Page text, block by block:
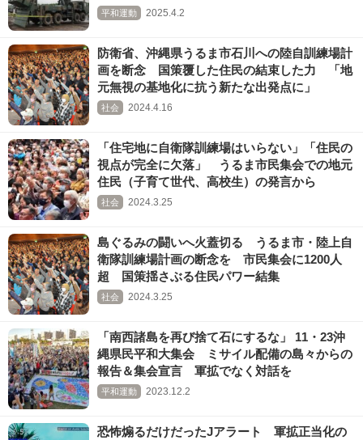
平和運動 2025.4.2
防衛省、沖縄県うるま市石川への陸自訓練場計
画を断念 国策覆した住民の結束した力 「地
元無視の基地化に抗う新たな出発点に」
社会 2024.4.16
「住宅地に自衛隊訓練場はいらない」「住民の
視点が完全に欠落」 うるま市民集会での地元
住民（子育て世代、高校生）の発言から
社会 2024.3.25
島ぐるみの闘いへ火蓋切る うるま市・陸上自
衛隊訓練場計画の断念を 市民集会に1200人
超 国策揺さぶる住民パワー結集
社会 2024.3.25
「南西諸島を再び捨て石にするな」 11・23沖
縄県民平和大集会 ミサイル配備の島々からの
報告＆集会宣言 軍拡でなく対話を
平和運動 2023.12.2
恐怖煽るだけだったJアラート 軍拡正当化の